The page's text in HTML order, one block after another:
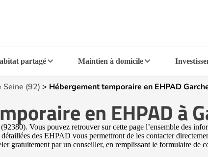
partagé Maintien à domicile
Seine (92) > Hébergement temporaire en EHPAD
en EHPAD à
Vous pouvez retrouver sur cette page l’ensemble des
des EHPAD vous permettront de les contacter
gratuitement par un conseiller, en remplissant le formulaire de